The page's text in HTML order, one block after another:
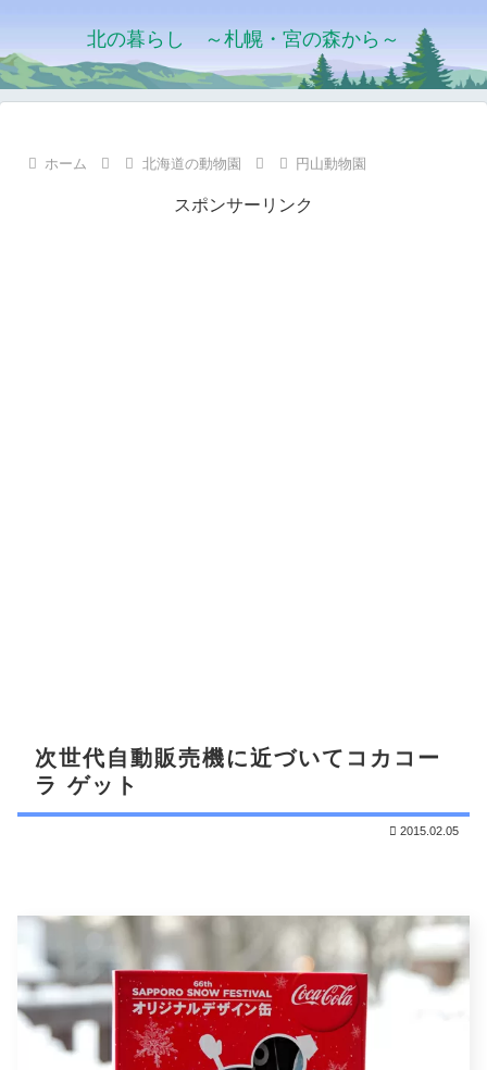
北の暮らし ～札幌・宮の森から～
ホーム 北海道の動物園 円山動物園
スポンサーリンク
次世代自動販売機に近づいてコカコー
ラ ゲット
2015.02.05